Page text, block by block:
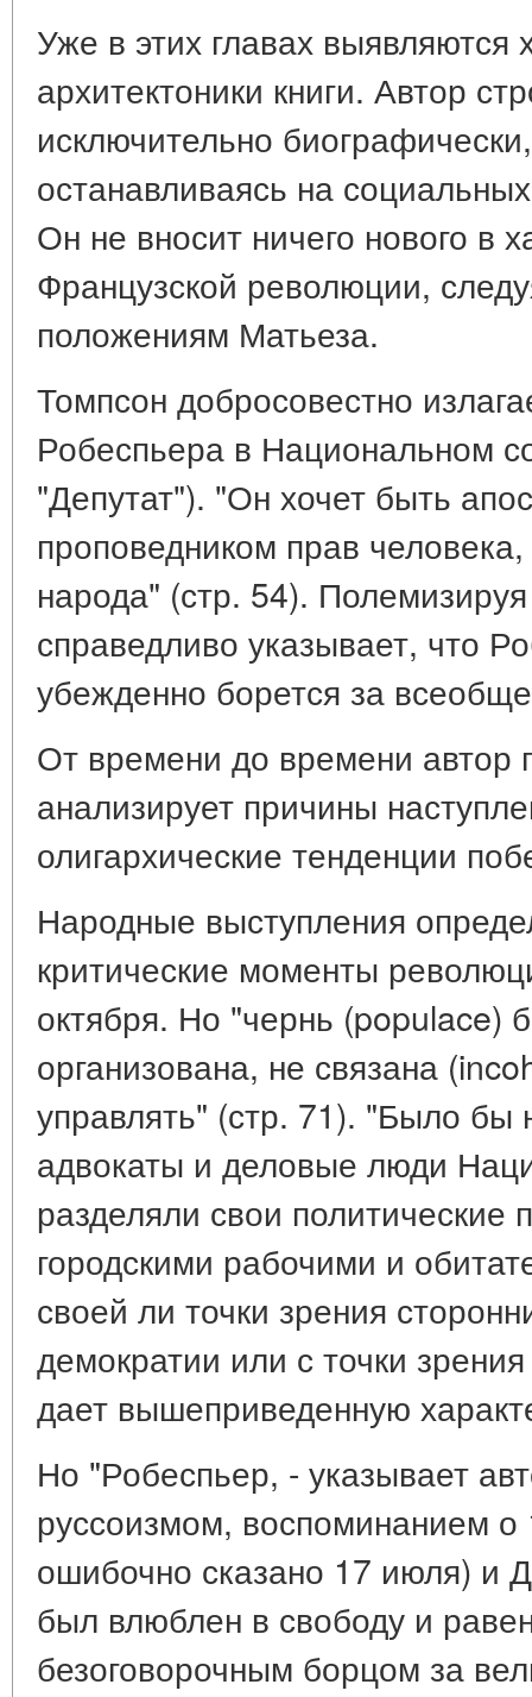
Уже в этих главах выявляются
архитектоники книги. Автор
исключительно
останавливаясь на
Он не вносит ничего нового в
Французской революции,
положениям Матьеза.
Томпсон добросовестно
Робеспьера в Национальном
"Депутат"). "Он хочет быть
проповедником прав
народа" (стр. 54).
справедливо указывает, что
убежденно борется за
От времени до времени автор
анализирует причины
олигархические тенденции
Народные выступления
критические моменты
октября. Но "чернь (populace)
организована, не связана
управлять" (стр. 71). "Было бы
адвокаты и деловые люди
разделяли свои политические
городскими рабочими и
своей ли точки зрения
демократии или с точки
дает вышеприведенную
Но "Робеспьер, - указывает
руссоизмом, воспоминанием
ошибочно сказано 17 июля) и
был влюблен в свободу и
безоговорочным борцом за